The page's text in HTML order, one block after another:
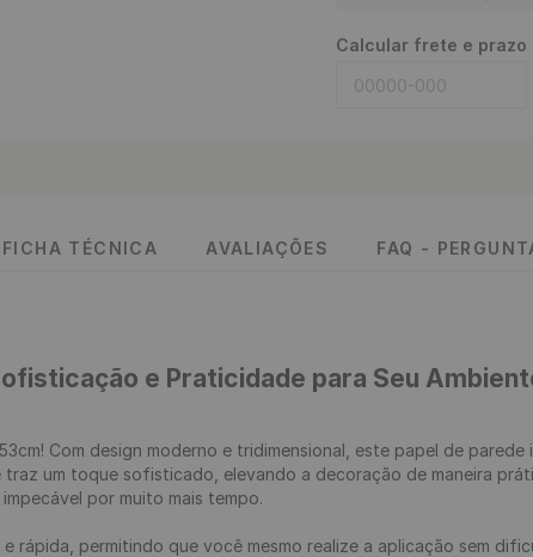
Calcular frete e prazo
FICHA TÉCNICA AVALIAÇÕES FAQ -
e Praticidade para Seu
Com design moderno e tridimensional, este papel de
um toque sofisticado, elevando a decoração de maneira
por muito mais tempo.
rápida, permitindo que você mesmo realize a aplicação sem